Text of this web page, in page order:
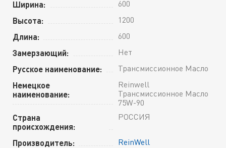
Ширина: 600
Высота: 1200
Длина: 600
Замерзающий: Нет
Русское наименование: Трансмиссионное Масло
Немецкое
наименование:
Reinwell
Трансмиссионное Масло
75W-90
Страна
происхождения:
РОССИЯ
Производитель: ReinWell